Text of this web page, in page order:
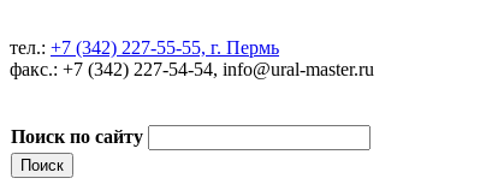
тел.: +7 (342) 227-55-55, г. Пермь
факс.: +7 (342) 227-54-54, info@ural-master.ru
Поиск по сайту